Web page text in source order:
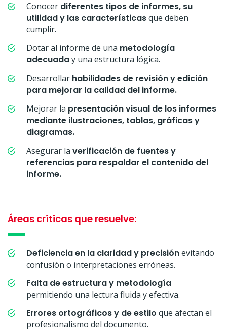
Conocer diferentes tipos de informes, su
utilidad y las característicasque deben
cumplir.
Dotar al informe de una metodología
adecuaday una estructura lógica.
Desarrollar habilidades de revisión y edición
para mejorar la calidad del informe.
Mejorar la presentación visual de los informes
mediante ilustraciones, tablas, gráficas y
diagramas.
Asegurar la verificación de fuentes y
referencias para respaldar el contenido del
informe.
Áreas críticas que resuelve:
Deficiencia en la claridad y precisiónevitando
confusión o interpretaciones erróneas.
Falta de estructura y metodología
permitiendo una lectura fluida y efectiva.
Errores ortográficos y de estilo que afectan el
profesionalismo del documento.